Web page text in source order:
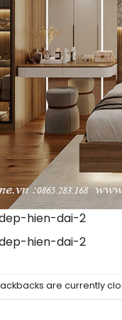
hien-dai-2
hien-dai-2
are currently